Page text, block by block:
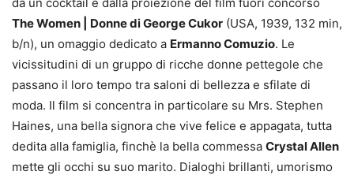
The Women | Donne di George Cukor (USA, 1939, 132 min,
b/n), un omaggio dedicato a Ermanno Comuzio. Le
vicissitudini di un gruppo di ricche donne pettegole che
passano il loro tempo tra saloni di bellezza e sfilate di
moda. Il film si concentra in particolare su Mrs. Stephen
Haines, una bella signora che vive felice e appagata, tutta
dedita alla famiglia, finchè la bella commessa Crystal Allen
mette gli occhi su suo marito. Dialoghi brillanti, umorismo